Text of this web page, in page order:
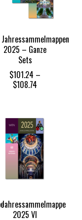
Jahressammelmappen
2025 – Ganze
Sets
$101.24 –
$108.74
$108.74
Jahressammelmappe
2025 VI